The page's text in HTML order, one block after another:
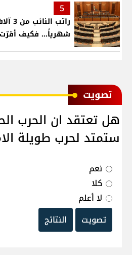
5
شهرياً... فكيف أقرّت
ﺗﺼﻮﻳﺖ
هل تعتقد ان الحرب
ستمتد لحرب طويلة
نعم
كلا
لا أعلم
تصويت
النتائج